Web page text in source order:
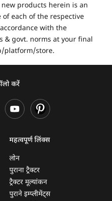
products herein is an
each of the respective
with the
& govt. norms at your final
platform/store.
करें
महत्वपूर्ण लिंक्स
लोन
पुराना ट्रैक्टर
ट्रैक्टर मूल्यांकन
पुराने इम्प्लीमेंट्स